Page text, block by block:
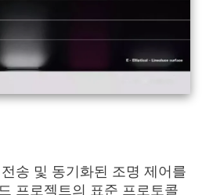
송 및 동기화된 조명 제어를
프로젝트의 표준 프로토콜